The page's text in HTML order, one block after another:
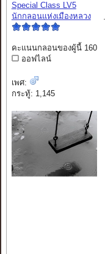
Special Class LV5
นักกลอนแห่งเมืองหลวง
คะแนนกลอนของผู้นี้ 160
ออฟไลน์
เพศ:
กระทู้: 1,145